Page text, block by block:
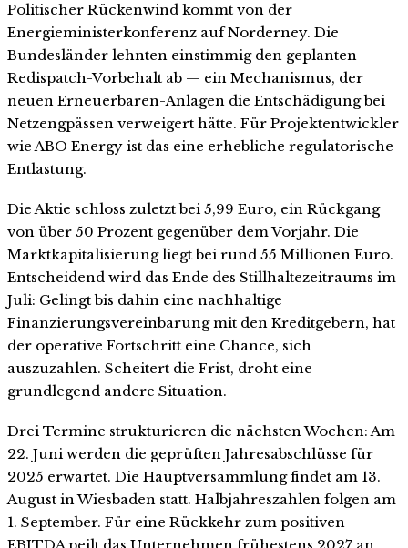
Politischer Rückenwind kommt von der
Energieministerkonferenz auf Norderney. Die
Bundesländer lehnten einstimmig den geplanten
Redispatch-Vorbehalt ab — ein Mechanismus, der
neuen Erneuerbaren-Anlagen die Entschädigung bei
Netzengpässen verweigert hätte. Für Projektentwickler
wie ABO Energy ist das eine erhebliche regulatorische
Entlastung.
Die Aktie schloss zuletzt bei 5,99 Euro, ein Rückgang
von über 50 Prozent gegenüber dem Vorjahr. Die
Marktkapitalisierung liegt bei rund 55 Millionen Euro.
Entscheidend wird das Ende des Stillhaltezeitraums im
Juli: Gelingt bis dahin eine nachhaltige
Finanzierungsvereinbarung mit den Kreditgebern, hat
der operative Fortschritt eine Chance, sich
auszuzahlen. Scheitert die Frist, droht eine
grundlegend andere Situation.
Drei Termine strukturieren die nächsten Wochen: Am
22. Juni werden die geprüften Jahresabschlüsse für
2025 erwartet. Die Hauptversammlung findet am 13.
August in Wiesbaden statt. Halbjahreszahlen folgen am
1. September. Für eine Rückkehr zum positiven